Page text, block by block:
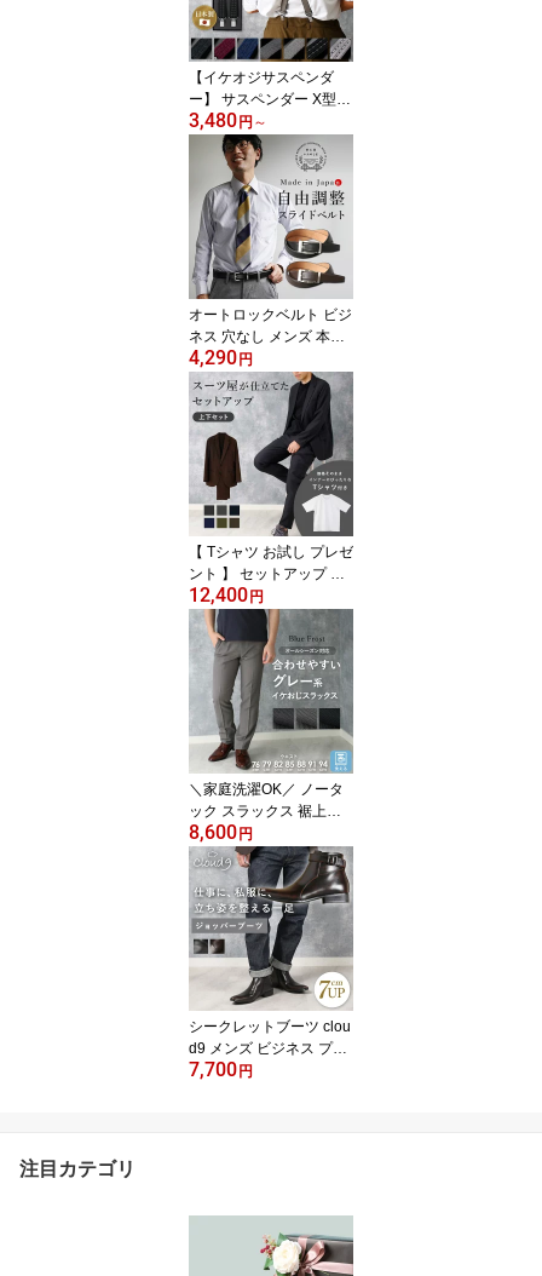
こいい 二次会 就職 お祝
い 50代 60代 上質 高級感
面接 敬老の日 [M便 1/5]
【イケオジサスペンダ
ー】 サスペンダー X型
パンツ メンズ 幅 25mm
紳士 上品 大きいサイズ
ビジネス ベルト 高身長
サイズ調節可能 ズレ防止
フォーマル 結婚式 パー
ティー タキシード 黒 紺
ブラック ネイビー ワイ
ン ベージュ メール便の
み送料無料 父の日 [M便
1/1]
3,480 円 ～
オートロックベルト ビジ
ネス 穴なし メンズ 本革
牛革 無段階ベルト 自由
調整 日本製 100cm ベル
ト スライド ワンタッチ
高品質 いんのしま レザ
ーベルト ギフト プレゼ
ント 男性 おしゃれ 大人
紳士 スーツ 穴なし ブラ
ック 入学式 入学 父の日
実用的
4,290 円
【 Tシャツ お試し プレゼ
ント 】 セットアップ 洗
える ストレッチ スーツ
上下セット ジャケット
＆ パンツ ビジネス オフ
ィス カジュアル 伸びる
ウォッシャブル 転職 春
夏 秋 冬 オールシーズン
送料無料 洗濯機OK ノー
タック スラックス ギフ
ト 黒 灰 紺 青 茶 緑
12,400 円
＼家庭洗濯OK／ ノータ
ック スラックス 裾上げ
テープ付き グレー パン
ツ ウォッシャブル ビジ
ネス 通勤 リクルート 出
張 ストレッチ シンプル
オールシーズン 春夏 秋
冬 76cm 79cm 82cm 85c
m 88cm 91cm 94cm 灰色
洗い替え 洗濯機 ベルト
ピンループ 50代 60代 夫
旦那
8,600 円
シークレットブーツ clou
d9 メンズ ビジネス プレ
ーントゥ ジョッパーブー
50代 60代 父の日 実用的
7,700 円
注目カテゴリ